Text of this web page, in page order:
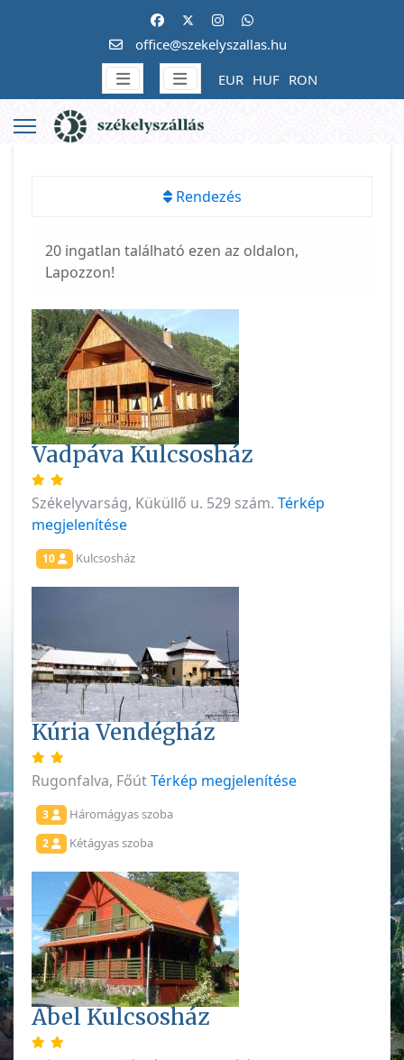
office@szekelyszallas.hu
EUR HUF RON
Rendezés
20 ingatlan található ezen az oldalon,
Lapozzon!
Vadpáva Kulcsosház
Székelyvarság, Küküllő u. 529 szám. Térkép
megjelenítése
10 Kulcsosház
Kúria Vendégház
Rugonfalva, FőútTérkép megjelenítése
3 Háromágyas szoba
2 Kétágyas szoba
Ábel Kulcsosház